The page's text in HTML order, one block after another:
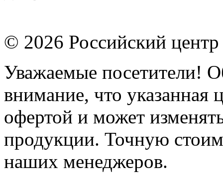
© 2026 Российский
Уважаемые посетители!
внимание, что указанная
офертой и может
продукции. Точную
наших менеджеров.